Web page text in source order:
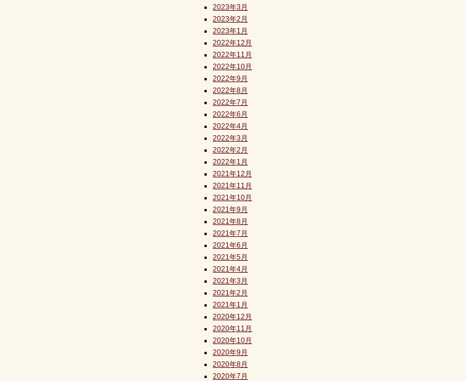
2023年3月
2023年2月
2023年1月
2022年12月
2022年11月
2022年10月
2022年9月
2022年8月
2022年7月
2022年6月
2022年4月
2022年3月
2022年2月
2022年1月
2021年12月
2021年11月
2021年10月
2021年9月
2021年8月
2021年7月
2021年6月
2021年5月
2021年4月
2021年3月
2021年2月
2021年1月
2020年12月
2020年11月
2020年10月
2020年9月
2020年8月
2020年7月